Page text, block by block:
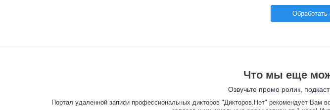
Что мы еще
Озвучьте промо ролик,
Портал удаленной записи профессиональных дикторов "Дикторов.Нет" рекомендует